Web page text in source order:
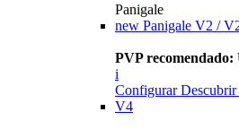
Panigale
new Panigale V2 /
PVP recomendado:
i
Configurar Descubrir
V4